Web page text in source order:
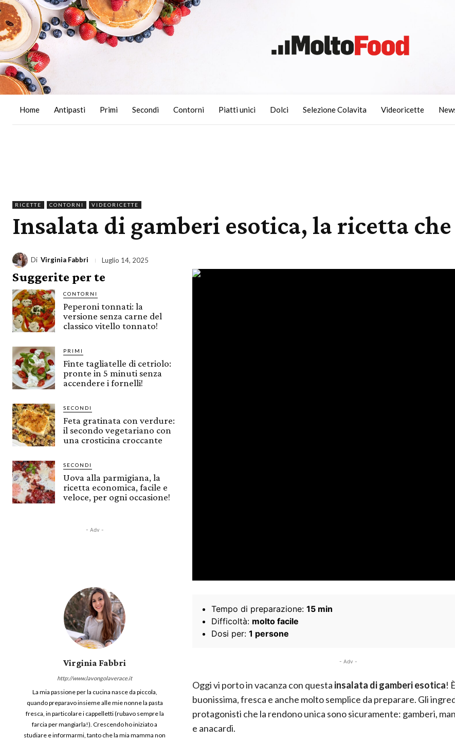
Home Antipasti Primi Secondi Contorni Piatti unici Dolci Selezione Colavita Videoricette
RICETTE CONTORNI VIDEORICETTE
Insalata di gamberi esotica, la ricetta
Di Virginia Fabbri Luglio 14, 2025
Suggerite per te
CONTORNI
Peperoni tonnati: la
versione senza carne del
classico vitello tonnato!
PRIMI
Finte tagliatelle di cetriolo:
pronte in 5 minuti senza
accendere i fornelli!
SECONDI
Feta gratinata con verdure:
il secondo vegetariano con
una crosticina croccante
SECONDI
Uova alla parmigiana, la
ricetta economica, facile e
veloce, per ogni occasione!
- Adv -
Virginia Fabbri
http://www.lavongolaverace.it
La mia passione per la cucina nasce da piccola,
quando preparavo insieme alle mie nonne la pasta
fresca, in particolare i cappelletti (rubavo sempre la
farcia per mangiarla!). Crescendo ho iniziato a
studiare e informarmi, tanto che la mia mamma non
Tempo di preparazione: 15 min
Difficoltà: molto facile
Dosi per: 1 persone
- Adv -
Oggi vi porto in vacanza con questa insalata di gamberi esotica!
buonissima, fresca e anche molto semplice da preparare. Gli
protagonisti che la rendono unica sono sicuramente: gamberi,
e anacardi.